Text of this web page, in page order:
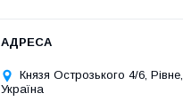
Князя Острозького 4/6, Рівне,
Україна